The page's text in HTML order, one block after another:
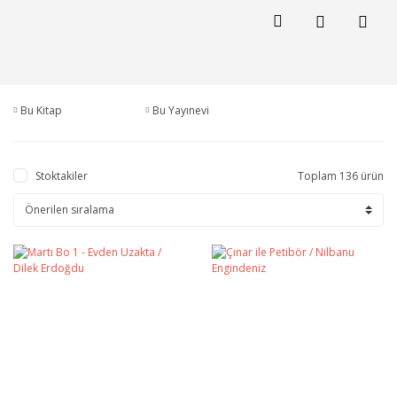
Bu Kitap Bu Yayınevi
Stoktakiler Toplam 136 ürün